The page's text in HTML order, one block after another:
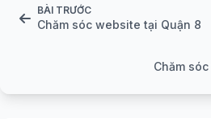
BÀI TRƯỚC
Chăm sóc website tại Quận 8
Chăm